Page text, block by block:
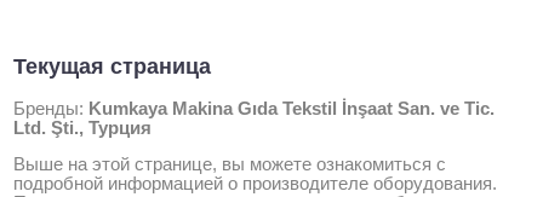
Текущая страница
Бренды: Kumkaya Makina Gıda Tekstil İnşaat San. ve Tic.
Ltd. Şti., Турция
Выше на этой странице, вы можете ознакомиться с
подробной информацией о производителе оборудования.